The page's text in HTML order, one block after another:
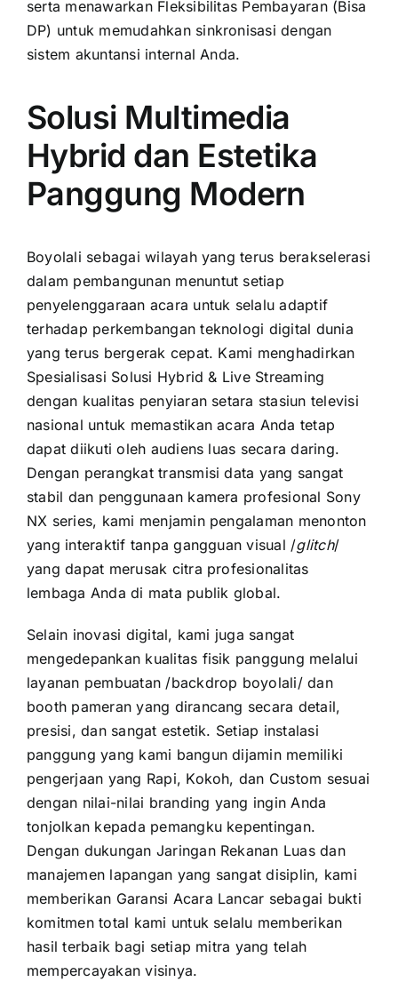
serta menawarkan Fleksibilitas Pembayaran (Bisa
DP) untuk memudahkan sinkronisasi dengan
sistem akuntansi internal Anda.
Solusi Multimedia
Hybrid dan Estetika
Panggung Modern
Boyolali sebagai wilayah yang terus berakselerasi
dalam pembangunan menuntut setiap
penyelenggaraan acara untuk selalu adaptif
terhadap perkembangan teknologi digital dunia
yang terus bergerak cepat. Kami menghadirkan
Spesialisasi Solusi Hybrid & Live Streaming
dengan kualitas penyiaran setara stasiun televisi
nasional untuk memastikan acara Anda tetap
dapat diikuti oleh audiens luas secara daring.
Dengan perangkat transmisi data yang sangat
stabil dan penggunaan kamera profesional Sony
NX series, kami menjamin pengalaman menonton
yang interaktif tanpa gangguan visual /glitch/
yang dapat merusak citra profesionalitas
lembaga Anda di mata publik global.
Selain inovasi digital, kami juga sangat
mengedepankan kualitas fisik panggung melalui
layanan pembuatan /backdrop boyolali/ dan
booth pameran yang dirancang secara detail,
presisi, dan sangat estetik. Setiap instalasi
panggung yang kami bangun dijamin memiliki
pengerjaan yang Rapi, Kokoh, dan Custom sesuai
dengan nilai-nilai branding yang ingin Anda
tonjolkan kepada pemangku kepentingan.
Dengan dukungan Jaringan Rekanan Luas dan
manajemen lapangan yang sangat disiplin, kami
memberikan Garansi Acara Lancar sebagai bukti
komitmen total kami untuk selalu memberikan
hasil terbaik bagi setiap mitra yang telah
mempercayakan visinya.